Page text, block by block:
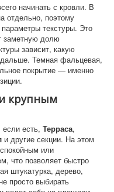
начинать с кровли. В
отдельно, поэтому
текстуры. Это
заметную долю
зависит, какую
Темная фальцевая,
покрытие — именно
крупным
есть, Терраса,
и другие секции. На этом
или
что позволяет быстро
штукатурка, дерево,
просто выбирать